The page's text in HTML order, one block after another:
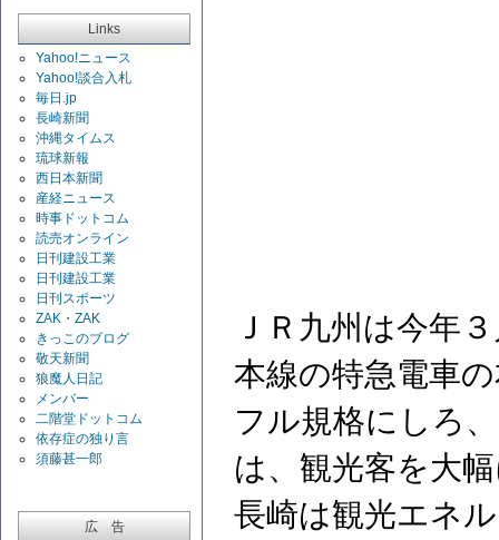
Links
Yahoo!ニュース
Yahoo!談合入札
毎日.jp
長崎新聞
沖縄タイムス
琉球新報
西日本新聞
産経ニュース
時事ドットコム
読売オンライン
日刊建設工業
日刊建設工業
日刊スポーツ
ZAK・ZAK
きっこのブログ
敬天新聞
狼魔人日記
メンバー
二階堂ドットコム
依存症の独り言
須藤甚一郎
広 告
ＪＲ九州は今年
本線の特急電車
フル規格にしろ
は、観光客を大
長崎は観光エネ